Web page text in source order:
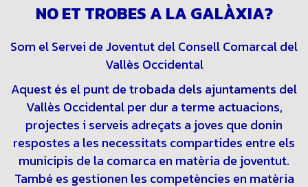
NO ET TROBES A LA GALÀXIA?
Som el Servei de Joventut del Consell Comarcal del
Vallès Occidental
Aquest és el punt de trobada dels ajuntaments del
Vallès Occidental per dur a terme actuacions,
projectes i serveis adreçats a joves que donin
respostes a les necessitats compartides entre els
municipis de la comarca en matèria de joventut.
També es gestionen les competències en matèria